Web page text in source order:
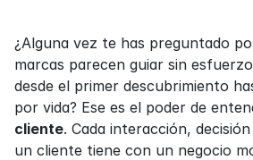
¿Alguna vez te has preguntado
marcas parecen guiar sin
desde el primer descubrimiento
por vida? Ese es el poder de
cliente. Cada interacción,
un cliente tiene con un negocio